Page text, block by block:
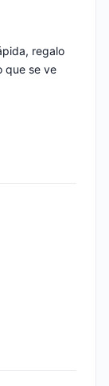
regalo
que se ve